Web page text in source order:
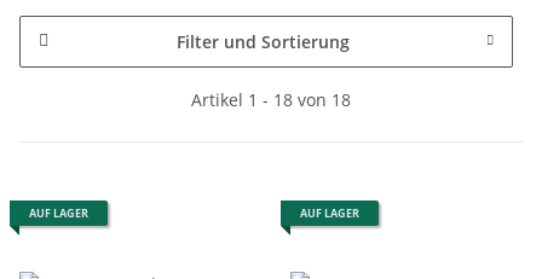
Filter und Sortierung
Artikel 1 - 18 von 18
AUF LAGER AUF LAGER